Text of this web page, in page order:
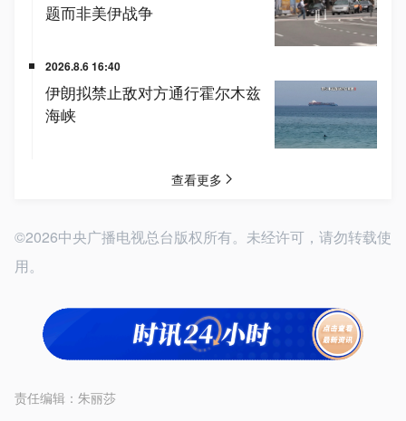
©2026中央广播电视总台版权所有。未经许可，请勿转载使
用。
责任编辑： 朱丽莎